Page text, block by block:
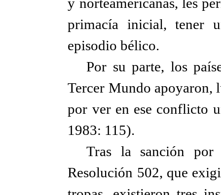
primacía inicial, tener
episodio bélico.
Por su parte, los
Tercer Mundo apoyaron,
por ver en ese conflicto
1983: 115).
Tras la sanción
Resolución 502, que